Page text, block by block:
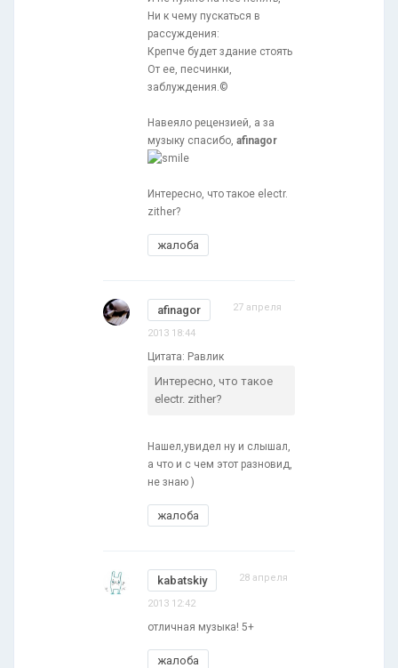
Ни к чему пускаться в
рассуждения:
Крепче будет здание стоять
От ее, песчинки,
заблуждения.©
Навеяло рецензией, а за
музыку спасибо, afinagor
Интересно, что такое electr.
zither?
жалоба
afinagor 27 апреля
2013 18:44
Цитата: Равлик
Интересно, что такое
electr. zither?
Нашел,увидел ну и слышал,
а что и с чем этот разновид,
не знаю )
жалоба
kabatskiy 28 апреля
2013 12:42
отличная музыка! 5+
жалоба